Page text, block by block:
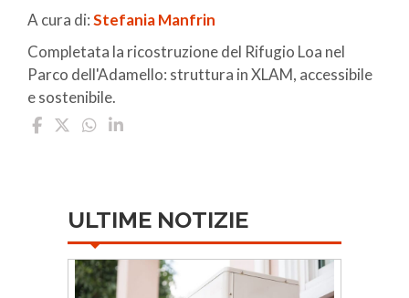
A cura di:Stefania Manfrin
Completata la ricostruzione del Rifugio Loa nel
Parco dell'Adamello: struttura in XLAM, accessibile
e sostenibile.
ULTIME NOTIZIE